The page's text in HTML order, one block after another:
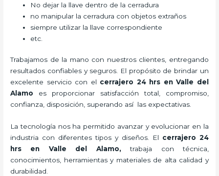
No dejar la llave dentro de la cerradura
no manipular la cerradura con objetos extraños
siempre utilizar la llave correspondiente
etc.
Trabajamos de la mano con nuestros clientes, entregando
resultados confiables y seguros. El propósito de brindar un
excelente servicio con el cerrajero 24 hrs en Valle del
Alamo es proporcionar satisfacción total, compromiso,
confianza, disposición, superando así las expectativas.
La tecnología nos ha permitido avanzar y evolucionar en la
industria con diferentes tipos y diseños. El cerrajero 24
hrs en Valle del Alamo,trabaja con técnica,
conocimientos, herramientas y materiales de alta calidad y
durabilidad.